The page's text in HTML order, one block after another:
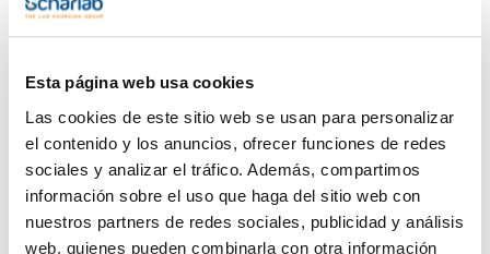
Esta página web usa cookies
Las cookies de este sitio web se usan para personalizar
el contenido y los anuncios, ofrecer funciones de redes
sociales y analizar el tráfico. Además, compartimos
información sobre el uso que haga del sitio web con
nuestros partners de redes sociales, publicidad y análisis
web, quienes pueden combinarla con otra información
Imprimir ficha de
Características
Test : Phosphatesmo MI
Detección de : Fosfatasa alcalina en leche
Presentación : Tubo con 50 tiras, 10 x 95 mm
Límite de detección : 0,5 % leche cruda en leche
pasteurizada / 300 U/L fosfatasa alcalina en leche UHT
Caducidad (años) : 1
GHS : No
Ver más